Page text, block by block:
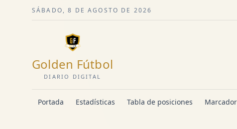
SÁBADO, 8 DE AGOSTO DE 2026
Golden Fútbol
DIARIO DIGITAL
Portada Estadísticas Tabla de posiciones